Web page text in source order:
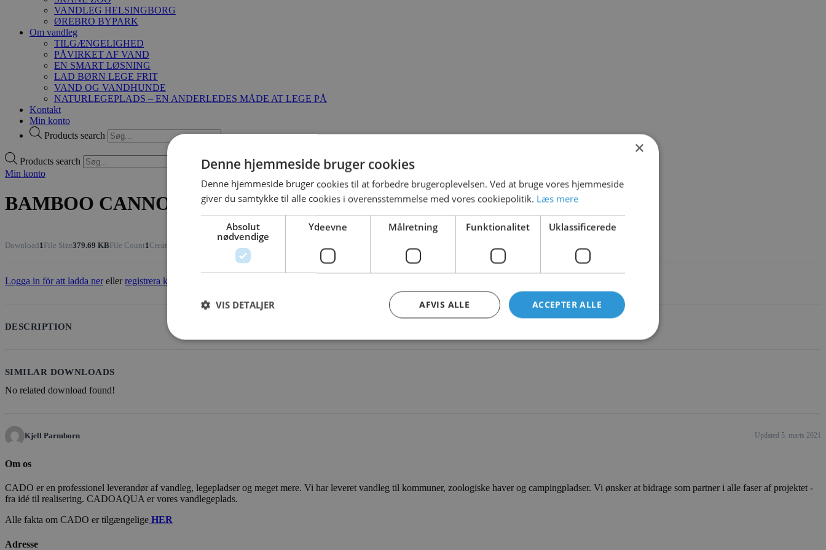
VANDLEG HELSINGBORG
ØREBRO BYPARK
Om vandleg
TILGÆNGELIGHED
PÅVIRKET AF VAND
EN SMART LØSNING
LAD BØRN LEGE FRIT
VAND OG VANDHUNDE
NATURLEGEPLADS – EN ANDERLEDES MÅDE AT LEGE PÅ
Kontakt
Min konto
Products search
Products search
Min konto
BAMBOO CANNON NO.1
Download1 File Size379.69 KBFile Count1Create Date Last Updated
Logga in för att ladda nerellerregistrera konto
DESCRIPTION
SIMILAR DOWNLOADS
No related download found!
Kjell Parmborn Updated 5. marts 2021
Om os
CADO er en professionel leverandør af vandleg, legepladser og meget mere. Vi har leveret vandleg til kommuner, zoologiske haver og campingpladser. Vi ønsker at bidrage som partner i alle faser af projektet -
fra idé til realisering. CADOAQUA er vores vandlegeplads.
Alle fakta om CADO er tilgængelige HER
Adresse
×
Denne hjemmeside bruger cookies
Denne hjemmeside bruger cookies til at forbedre brugeroplevelsen. Ved at bruge vores hjemmeside
giver du samtykke til alle cookies i overensstemmelse med vores cookiepolitik. Læs mere
Absolut
nødvendige
Ydeevne Målretning Funktionalitet Uklassificerede
ACCEPTER ALLE
AFVIS ALLE
VIS DETALJER